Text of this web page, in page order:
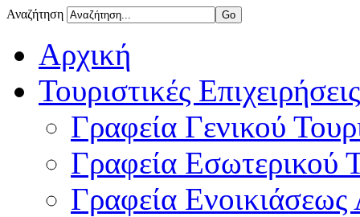
Αναζήτηση
Αρχική
Τουριστικές Επιχειρήσεις
Γραφεία Γενικού
Γραφεία Εσωτερικού
Γραφεία